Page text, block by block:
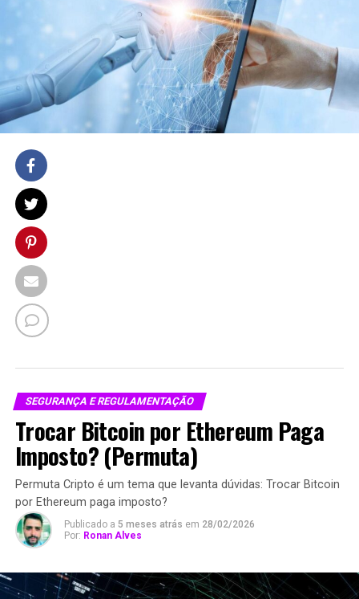
SEGURANÇA E REGULAMENTAÇÃO
Trocar Bitcoin por Ethereum Paga
Imposto? (Permuta)
Permuta Cripto é um tema que levanta dúvidas: Trocar Bitcoin
por Ethereum paga imposto?
Publicado a 5 meses atrás em 28/02/2026
Por: Ronan Alves